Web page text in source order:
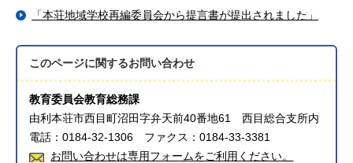
「本荘地域学校再編委員会から提言書が提出されました」
このページに関するお問い合わせ
教育委員会教育総務課
由利本荘市西目町沼田字弁天前40番地61 西目総合支所内
電話：0184-32-1306 ファクス：0184-33-3381
お問い合わせは専用フォームをご利用ください。